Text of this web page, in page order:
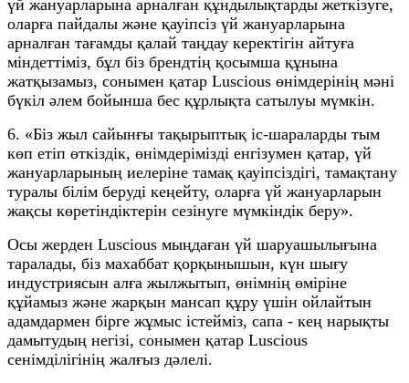
үй жануарларына арналған құндылықтарды жеткізуге,
оларға пайдалы және қауіпсіз үй жануарларына
арналған тағамды қалай таңдау керектігін айтуға
міндеттіміз, бұл біз брендтің қосымша құнына
жатқызамыз, сонымен қатар Luscious өнімдерінің мәні
бүкіл әлем бойынша бес құрлықта сатылуы мүмкін.
6. «Біз жыл сайынғы тақырыптық іс-шараларды тым
көп етіп өткіздік, өнімдерімізді енгізумен қатар, үй
жануарларының иелеріне тамақ қауіпсіздігі, тамақтану
туралы білім беруді кеңейту, оларға үй жануарларын
жақсы көретіндіктерін сезінуге мүмкіндік беру».
Осы жерден Luscious мыңдаған үй шаруашылығына
таралады, біз махаббат қорқынышын, күн шығу
индустриясын алға жылжытып, өнімнің өміріне
құйамыз және жарқын мансап құру үшін ойлайтын
адамдармен бірге жұмыс істейміз, сапа - кең нарықты
дамытудың негізі, сонымен қатар Luscious
сенімділігінің жалғыз дәлелі.